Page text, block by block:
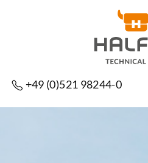
+49 (0)521 98244-0